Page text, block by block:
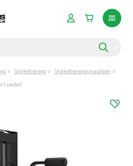
Styrketrening
Styrketreningsmaskiner
Loaded